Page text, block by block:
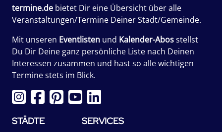
termine.de bietet Dir eine Übersicht über alle
Veranstaltungen/Termine Deiner Stadt/Gemeinde.
Mit unseren Eventlisten und Kalender-Abosstellst
Du Dir Deine ganz persönliche Liste nach Deinen
Interessen zusammen und hast so alle wichtigen
Termine stets im Blick.
STÄDTE SERVICES